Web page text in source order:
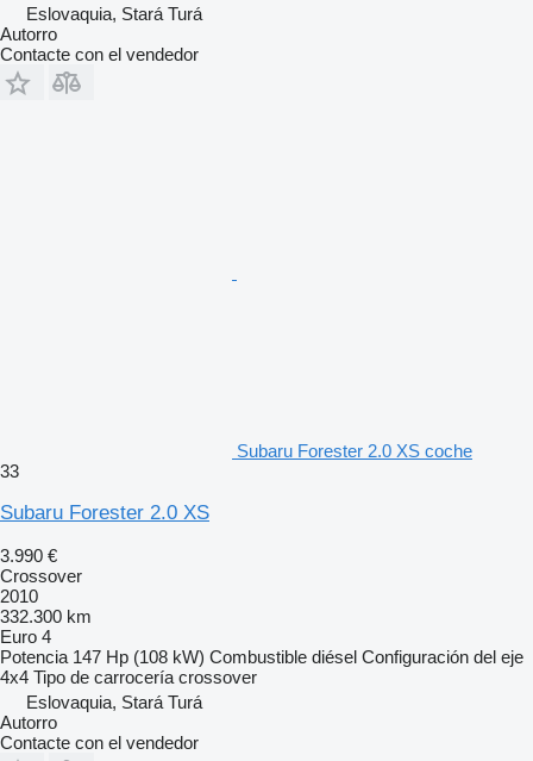
Eslovaquia, Stará Turá
Autorro
Contacte con el vendedor
Subaru Forester 2.0 XS coche
33
Subaru Forester 2.0 XS
3.990 €
Crossover
2010
332.300 km
Euro 4
Potencia 147 Hp (108 kW) Combustible diésel Configuración del eje
4x4 Tipo de carrocería crossover
Eslovaquia, Stará Turá
Autorro
Contacte con el vendedor